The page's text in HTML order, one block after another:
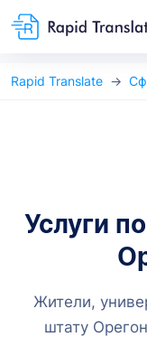
Rapid Translate
Услуги
Жители,
штату